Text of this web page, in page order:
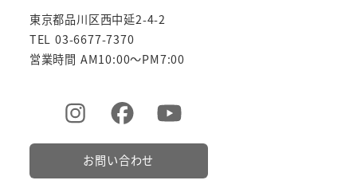
東京都品川区西中延2-4-2
TEL 03-6677-7370
営業時間 AM10:00～PM7:00
お問い合わせ